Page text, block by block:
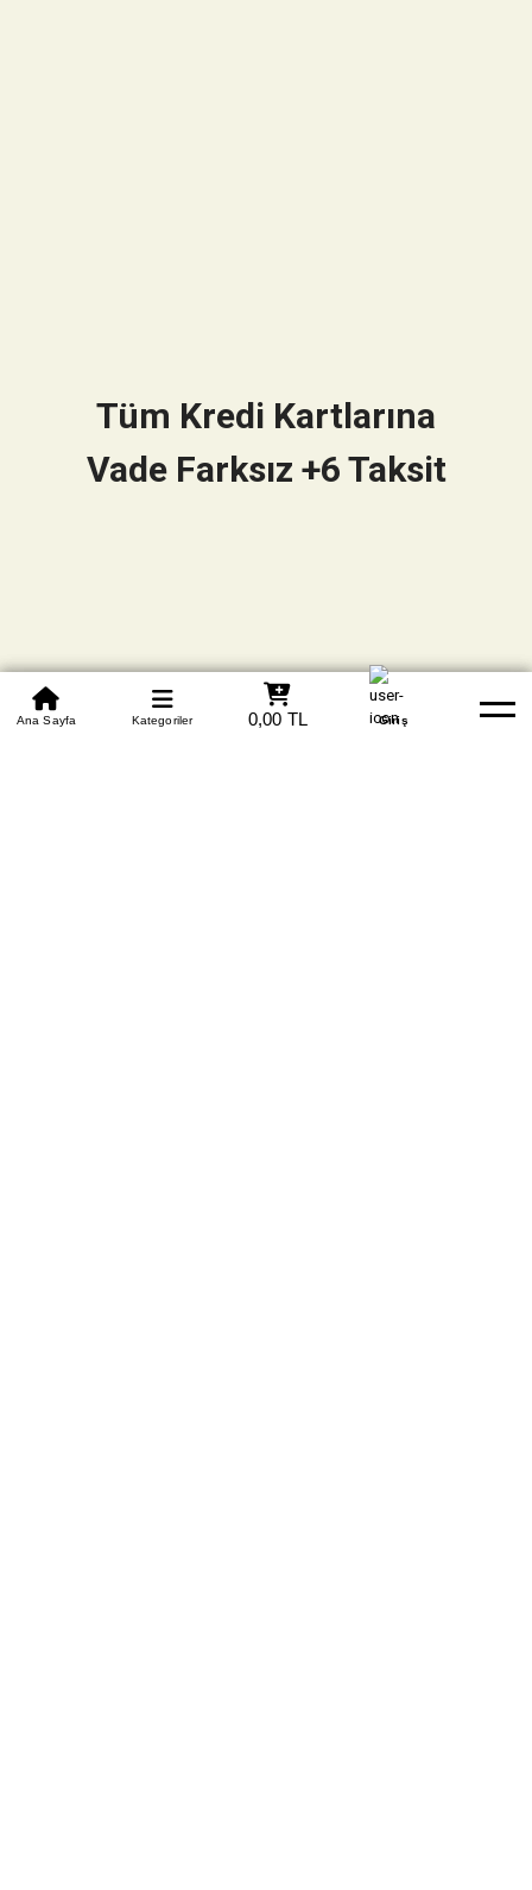
0850 305 09 70
Beden Tablosu Banka Hesapları Whatsapp Yardım
Ana Sayfa Kategoriler 0,00 TL Giriş
Tüm Kredi Kartlarına
Vade Farksız +6 Taksit